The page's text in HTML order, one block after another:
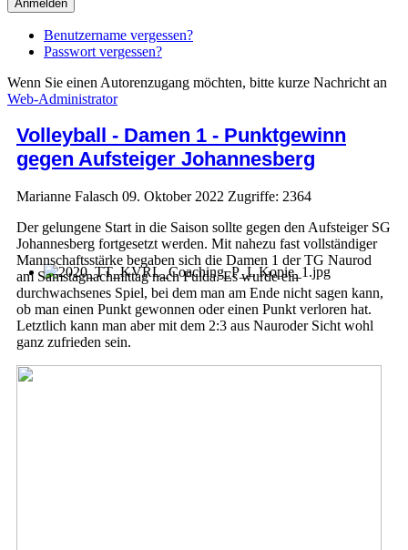
Anmelden
Benutzername vergessen?
Passwort vergessen?
Wenn Sie einen Autorenzugang möchten, bitte kurze Nachricht an
Web-Administrator
Volleyball - Damen 1 - Punktgewinn
gegen Aufsteiger Johannesberg
Marianne Falasch 09. Oktober 2022 Zugriffe: 2364
Der gelungene Start in die Saison sollte gegen den Aufsteiger SG
Johannesberg fortgesetzt werden. Mit nahezu fast vollständiger
Mannschaftsstärke begaben sich die Damen 1 der TG Naurod
am Samstagnachmittag nach Fulda. Es wurde ein
durchwachsenes Spiel, bei dem man am Ende nicht sagen kann,
ob man einen Punkt gewonnen oder einen Punkt verloren hat.
Letztlich kann man aber mit dem 2:3 aus Nauroder Sicht wohl
ganz zufrieden sein.